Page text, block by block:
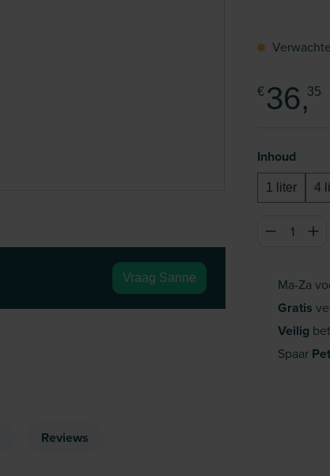
Vraag Sanne
€ 36,35
Selecteer
Inhoud
1 liter 4
Ma-Za
Gratis
Veilig
Spaar
Reviews